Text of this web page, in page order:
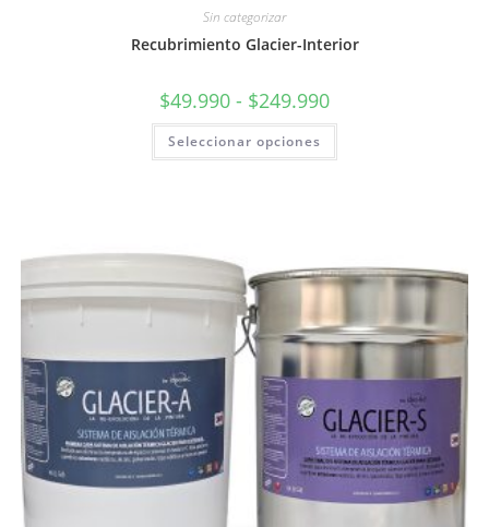
Sin categorizar
Recubrimiento Glacier-Interior
$49.990 - $249.990
Seleccionar opciones